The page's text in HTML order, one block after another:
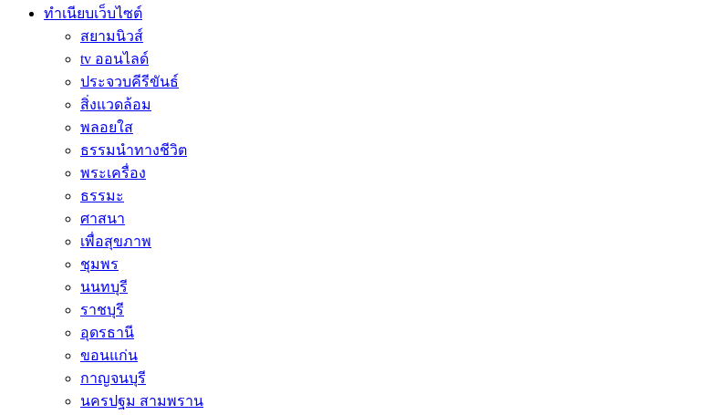
ทำเนียบเว็บไซต์
สยามนิวส์
tv ออนไลด์
ประจวบคีรีขันธ์
สิ่งแวดล้อม
พลอยใส
ธรรมนำทางชีวิต
พระเครื่อง
ธรรมะ
ศาสนา
เพื่อสุขภาพ
ชุมพร
นนทบุรี
ราชบุรี
อุดรธานี
ขอนแก่น
กาญจนบุรี
นครปฐม สามพราน